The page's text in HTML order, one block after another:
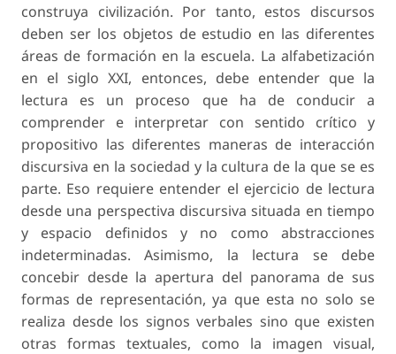
construya civilización. Por tanto, estos discursos
deben ser los objetos de estudio en las diferentes
áreas de formación en la escuela. La alfabetización
en el siglo XXI, entonces, debe entender que la
lectura es un proceso que ha de conducir a
comprender e interpretar con sentido crítico y
propositivo las diferentes maneras de interacción
discursiva en la sociedad y la cultura de la que se es
parte. Eso requiere entender el ejercicio de lectura
desde una perspectiva discursiva situada en tiempo
y espacio definidos y no como abstracciones
indeterminadas. Asimismo, la lectura se debe
concebir desde la apertura del panorama de sus
formas de representación, ya que esta no solo se
realiza desde los signos verbales sino que existen
otras formas textuales, como la imagen visual,